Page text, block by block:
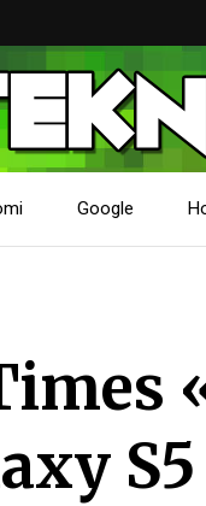
Google